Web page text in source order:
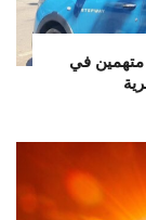
في